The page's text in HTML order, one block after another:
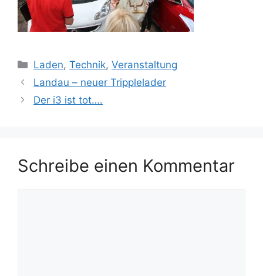
Kategorien
Laden,Technik,Veranstaltung
Landau – neuer Tripplelader
Der i3 ist tot….
Schreibe einen Kommentar